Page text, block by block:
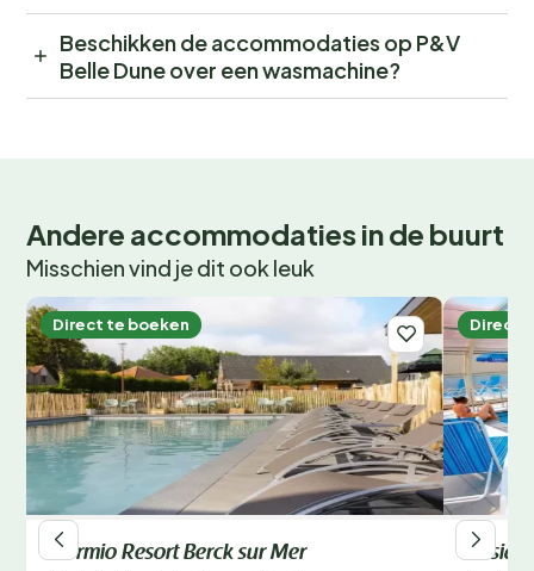
Beschikken de accommodaties op P&V
Belle Dune over een wasmachine?
Andere accommodaties in de buurt
Misschien vind je dit ook leuk
Direct te boeken
Dormio Resort Berck sur Mer
Direct